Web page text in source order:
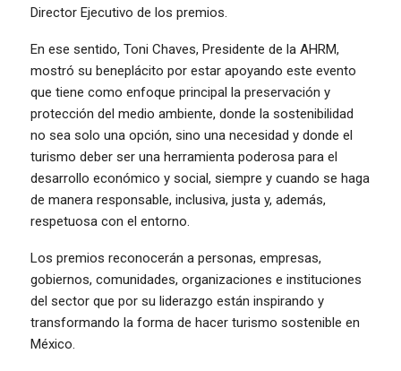
Director Ejecutivo de los premios.
En ese sentido, Toni Chaves, Presidente de la AHRM,
mostró su beneplácito por estar apoyando este evento
que tiene como enfoque principal la preservación y
protección del medio ambiente, donde la sostenibilidad
no sea solo una opción, sino una necesidad y donde el
turismo deber ser una herramienta poderosa para el
desarrollo económico y social, siempre y cuando se haga
de manera responsable, inclusiva, justa y, además,
respetuosa con el entorno.
Los premios reconocerán a personas, empresas,
gobiernos, comunidades, organizaciones e instituciones
del sector que por su liderazgo están inspirando y
transformando la forma de hacer turismo sostenible en
México.